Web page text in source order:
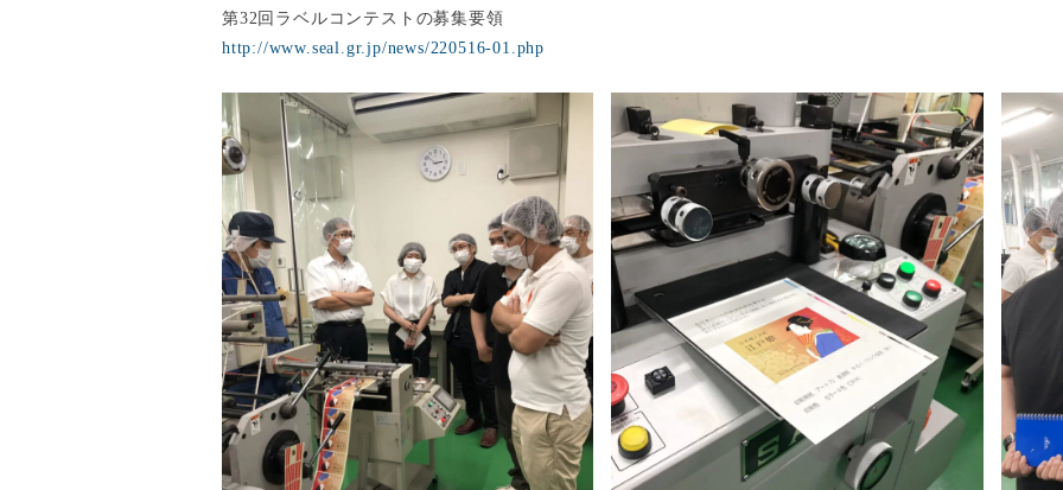
第32回ラベルコンテストの募集要領
http://www.seal.gr.jp/news/220516-01.php